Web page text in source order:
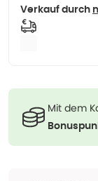
Verkauf durch
Mit dem